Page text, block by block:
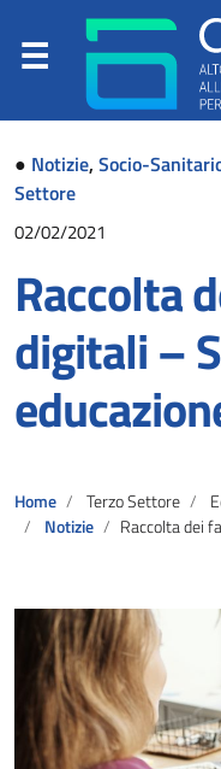
● Notizie, Socio-
Settore
02/02/2021
Raccolta
digitali –
Home Terzo Settore
Notizie
Raccolta dei fabbisogni digitali